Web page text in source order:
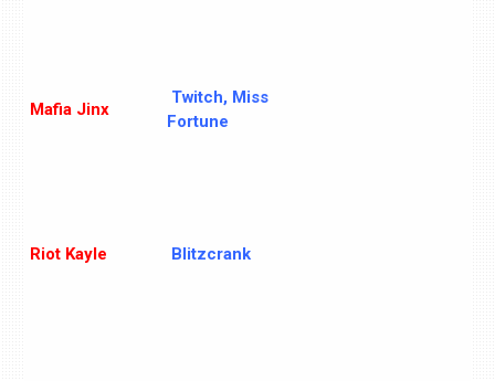
Mafia Jinx
Twitch, Miss
Fortune
Riot Kayle Blitzcrank